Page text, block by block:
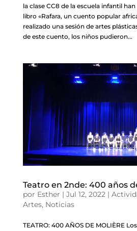
la clase CC8 de la escuela infantil
libro «Rafara, un cuento popular
realizado una sesión de artes
de este cuento, los niños pudieron...
Teatro en 2nde: 400 años
por Esther | Jul 12, 2022|
Artes, Noticias
TEATRO: 400 AÑOS DE MOLIÈRE